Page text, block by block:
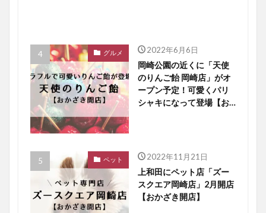
グルメ 2022年6月6日
岡崎公園の近くに「天使
のりんご飴 岡崎店」がオ
ープン予定！可愛くパリ
シャキになって登場【お
ペット 2022年11月21日
上和田にペット店「ズー
スクエア岡崎店」2月開店
【おかざき開店】